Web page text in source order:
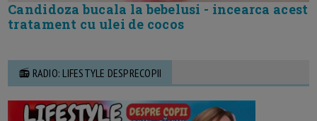
Candidoza bucala la bebelusi - incearca acest
tratament cu ulei de cocos
📻 RADIO: LIFESTYLE DESPRECOPII